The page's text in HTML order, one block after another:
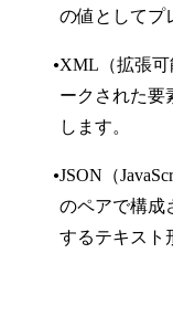
の値としてプ
XML（拡張
ークされた要
します。
JSON（
のペアで構成
するテキスト